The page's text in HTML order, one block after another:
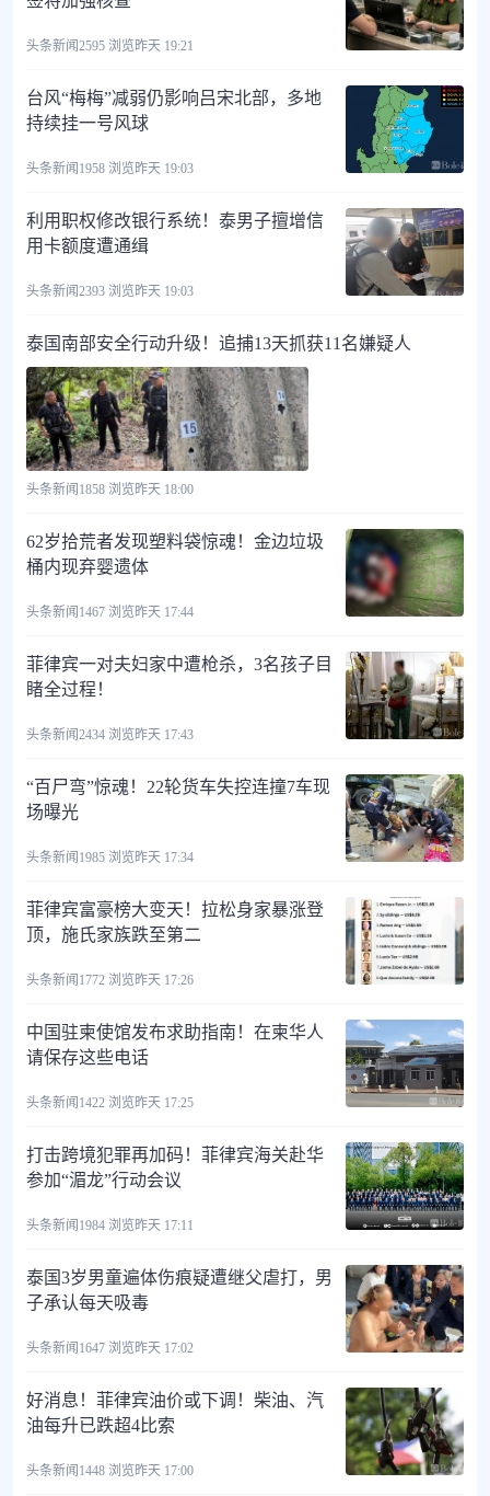
头条新闻2595 浏览昨天 19:21
台风“梅梅”减弱仍影响吕宋北部，多地
持续挂一号风球
头条新闻 1958 浏览昨天 19:03
利用职权修改银行系统！泰男子擅增信
用卡额度遭通缉
头条新闻2393 浏览昨天 19:03
泰国南部安全行动升级！追捕13天抓获11名嫌疑人
头条新闻 1858 浏览昨天 18:00
62岁拾荒者发现塑料袋惊魂！金边垃圾
桶内现弃婴遗体
头条新闻 1467 浏览昨天 17:44
菲律宾一对夫妇家中遭枪杀，3名孩子目
睹全过程！
头条新闻2434 浏览昨天 17:43
“百尸弯”惊魂！22轮货车失控连撞7车现
场曝光
头条新闻 1985 浏览昨天 17:34
菲律宾富豪榜大变天！拉松身家暴涨登
顶，施氏家族跌至第二
头条新闻 1772 浏览昨天 17:26
中国驻柬使馆发布求助指南！在柬华人
请保存这些电话
头条新闻 1422 浏览昨天 17:25
打击跨境犯罪再加码！菲律宾海关赴华
参加“湄龙”行动会议
头条新闻 1984 浏览昨天 17:11
泰国3岁男童遍体伤痕疑遭继父虐打，男
子承认每天吸毒
头条新闻 1647 浏览昨天 17:02
好消息！菲律宾油价或下调！柴油、汽
油每升已跌超4比索
头条新闻 1448 浏览昨天 17:00